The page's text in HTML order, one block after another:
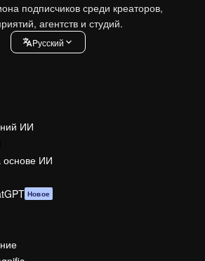
подписчиков среди креаторов,
агентств и студий.
Pусский
ИИ
основе ИИ
Новое